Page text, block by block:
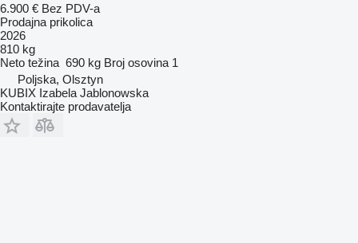
6.900 € Bez PDV-a
Prodajna prikolica
2026
810 kg
Neto težina 690 kg Broj osovina 1
Poljska, Olsztyn
KUBIX Izabela Jablonowska
Kontaktirajte prodavatelja